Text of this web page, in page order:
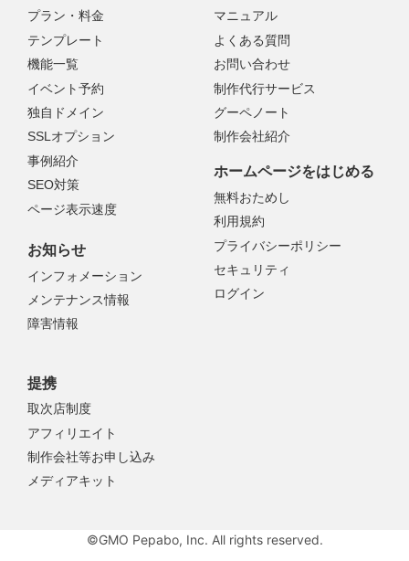
プラン・料金
テンプレート
機能一覧
イベント予約
独自ドメイン
SSLオプション
事例紹介
SEO対策
ページ表示速度
マニュアル
よくある質問
お問い合わせ
制作代行サービス
グーペノート
制作会社紹介
お知らせ
インフォメーション
メンテナンス情報
障害情報
提携
取次店制度
アフィリエイト
制作会社等お申し込み
メディアキット
ホームページをはじめる
無料おためし
利用規約
プライバシーポリシー
セキュリティ
ログイン
©GMO Pepabo, Inc. All rights reserved.